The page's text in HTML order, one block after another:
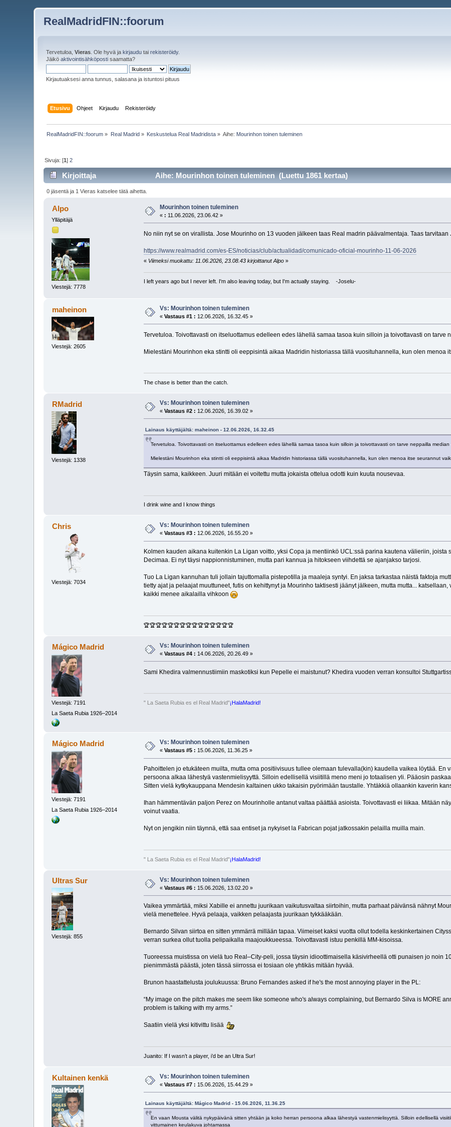
RealMadridFIN::foorum
Tervetuloa,Vieras . Ole hyvä jakirjaudu tairekisteröidy.
Jäiköaktivointisähköposti saamatta?
Kirjautuaksesi anna tunnus, salasana ja istuntosi pituus
Etusivu Ohjeet Kirjaudu Rekisteröidy
RealMadridFIN::foorum » Real Madrid» Keskustelua Real Madridista » Aihe: Mourinhon toinen tuleminen
Sivuja: [1]2
Kirjoittaja Aihe: Mourinhon toinen tuleminen (Luettu 1861 kertaa)
0 jäsentä ja 1 Vieras katselee tätä aihetta.
Alpo
Ylläpitäjä
Viestejä: 7778
Mourinhon toinen tuleminen
« : 11.06.2026, 23.06.42 »
No niin nyt se on virallista. Jose Mourinho on 13 vuoden jälkeen taas Real madrin päävalmentaja. Taas
https://www.realmadrid.com/es-ES/noticias/club/actualidad/comunicado-oficial-mourinho-11-06-2026
« Viimeksi muokattu: 11.06.2026, 23.08.43 kirjoittanut Alpo»
I left years ago but I never left. I'm also leaving today, but I'm actually staying. -Joselu-
maheinon
Viestejä: 2605
Vs: Mourinhon toinen tuleminen
«Vastaus #1 : 12.06.2026, 16.32.45 »
Tervetuloa. Toivottavasti on itseluottamus edelleen edes lähellä samaa tasoa kuin silloin ja toivottavasti on tarve
Mielestäni Mourinhon eka stintti oli eeppisintä aikaa Madridin historiassa tällä vuosituhannella, kun olen menoa
The chase is better than the catch.
RMadrid
Viestejä: 1338
Vs: Mourinhon toinen tuleminen
«Vastaus #2 : 12.06.2026, 16.39.02 »
Lainaus käyttäjältä: maheinon - 12.06.2026, 16.32.45
Tervetuloa. Toivottavasti on itseluottamus edelleen edes lähellä samaa tasoa kuin silloin ja toivottavasti on tarve neppailla median
Mielestäni Mourinhon eka stintti oli eeppisintä aikaa Madridin historiassa tällä vuosituhannella, kun olen menoa itse seurannut
Täysin sama, kaikkeen. Juuri mitään ei voitettu mutta jokaista ottelua odotti kuin kuuta nousevaa.
I drink wine and I know things
Chris
Viestejä: 7034
Vs: Mourinhon toinen tuleminen
«Vastaus #3 : 12.06.2026, 16.55.20 »
Kolmen kauden aikana kuitenkin La Ligan voitto, yksi Copa ja mentiinkö UCL:ssä parina kautena välieriin,
Decimaa. Ei nyt täysi nappionnistuminen, mutta pari kannua ja hitokseen viihdettä se ajanjakso tarjosi.
Tuo La Ligan kannuhan tuli jollain tajuttomalla pistepotilla ja maaleja syntyi. En jaksa tarkastaa näistä faktoja
tietty ajat ja pelaajat muuttuneet, futis on kehittynyt ja Mourinho taktisesti jäänyt jälkeen, mutta mutta...
kaikki menee aikalailla vihkoon
🏆🏆🏆🏆🏆🏆🏆🏆🏆🏆🏆🏆🏆🏆🏆
Mágico Madrid
Viestejä: 7191
La Saeta Rubia 1926–2014
Vs: Mourinhon toinen tuleminen
«Vastaus #4 : 14.06.2026, 20.26.49 »
Sami Khedira valmennustiimiin maskotiksi kun Pepelle ei maistunut? Khedira vuoden verran konsultoi
" La Saeta Rubia es el Real Madrid"¡HalaMadrid!
Mágico Madrid
Viestejä: 7191
La Saeta Rubia 1926–2014
Vs: Mourinhon toinen tuleminen
«Vastaus #5 : 15.06.2026, 11.36.25 »
Pahoittelen jo etukäteen muilta, mutta oma positiivisuus tullee olemaan tulevalla(kin) kaudella vaikea löytää. En
persoona alkaa lähestyä vastenmielisyyttä. Silloin edellisellä visiitillä meno meni jo totaalisen yli. Pääosin
Sitten vielä kytkykauppana Mendesin kaltainen ukko takaisin pyörimään taustalle. Yhtäkkiä ollaankin kaverin
Ihan hämmentävän paljon Perez on Mourinholle antanut valtaa päättää asioista. Toivottavasti ei liikaa. Mitään
voinut vaatia.
Nyt on jengikin niin täynnä, että saa entiset ja nykyiset la Fabrican pojat jatkossakin pelailla muilla main.
" La Saeta Rubia es el Real Madrid"¡HalaMadrid!
Ultras Sur
Viestejä: 855
Vs: Mourinhon toinen tuleminen
«Vastaus #6 : 15.06.2026, 13.02.20 »
Vaikea ymmärtää, miksi Xabille ei annettu juurikaan vaikutusvaltaa siirtoihin, mutta parhaat päivänsä nähnyt
vielä menettelee. Hyvä pelaaja, vaikken pelaajasta juurikaan tykkääkään.
Bernardo Silvan siirtoa en sitten ymmärrä millään tapaa. Viimeiset kaksi vuotta ollut todella keskinkertainen
verran surkea ollut tuolla pelipaikalla maajoukkueessa. Toivottavasti istuu penkillä MM-kisoissa.
Tuoreessa muistissa on vielä tuo Real–City-peli, jossa täysin idioottimaisella käsivirheellä otti punaisen jo noin
pienimmästä päästä, joten tässä siirrossa ei tosiaan ole yhtikäs mitään hyvää.
Brunon haastattelusta joulukuussa: Bruno Fernandes asked if he's the most annoying player in the PL:
“My image on the pitch makes me seem like someone who's always complaining, but Bernardo Silva is MORE
problem is talking with my arms.”
Saatiin vielä yksi kitivittu lisää
Juanito: If I wasn’t a player, i’d be an Ultra Sur!
Kultainen kenkä Vs: Mourinhon toinen tuleminen
«Vastaus #7 : 15.06.2026, 15.44.29 »
Lainaus käyttäjältä: Mágico Madrid - 15.06.2026, 11.36.25
En vaan Mousta välitä nykypäivänä sitten yhtään ja koko herran persoona alkaa lähestyä vastenmielisyyttä. Silloin edellisellä
vittumainen keulakuva johtamassa